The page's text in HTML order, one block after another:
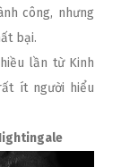
công, nhưng
bại.
lần từ Kinh
ít người hiểu